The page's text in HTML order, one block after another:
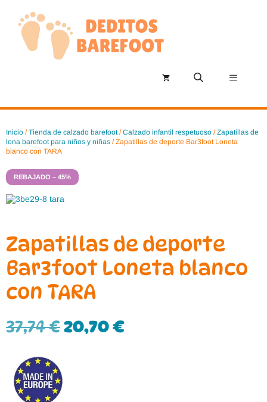
contenido
Menú
Inicio /Tienda de calzado barefoot/Calzado infantil respetuoso /Zapatillas de
lona barefoot para niños y niñas / Zapatillas de deporte Bar3foot Loneta
blanco con TARA
REBAJADO – 45%
Zapatillas de deporte
Bar3foot Loneta blanco
con TARA
37,74€20,70€